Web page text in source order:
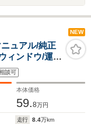
NEW
ュアル/純正
ィンドウ/運転
ザー買取車
談可
本体価格
59.8万円
走行 8.4万km